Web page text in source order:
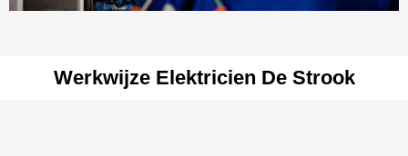
Werkwijze Elektricien De Strook